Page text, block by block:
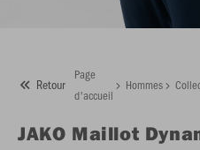
Retour
Page
d'accueil
Hommes
JAKO Maillot